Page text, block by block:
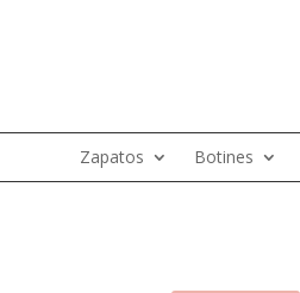
Zapatos Botines